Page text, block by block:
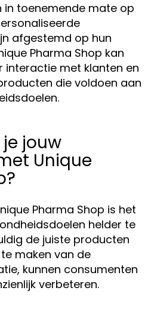
in toenemende mate op
afgestemd op hun
Pharma Shop kan
interactie met klanten en
die voldoen aan
jouw
Unique
Pharma Shop is het
helder te
de juiste producten
maken van de
kunnen consumenten
verbeteren.